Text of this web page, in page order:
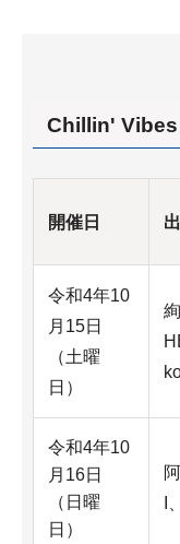
Chillin'
開催日
令和4年10
月15日
（土曜
日）
令和4年10
月16日
（日曜
日）